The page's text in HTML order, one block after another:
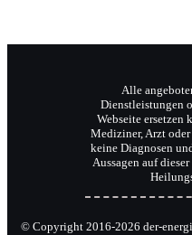
Alle
Dienstleistungen
Webseite ersetzen
Mediziner, Arzt
keine Diagnosen
Aussagen auf
© Copyright 2016-2026 der-